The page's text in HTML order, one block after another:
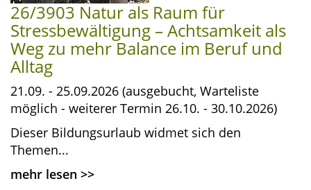
26/3903 Natur als Raum für
Stressbewältigung – Achtsamkeit als
Weg zu mehr Balance im Beruf und
Alltag
21.09. - 25.09.2026 (ausgebucht, Warteliste
möglich - weiterer Termin 26.10. - 30.10.2026)
Dieser Bildungsurlaub widmet sich den
Themen...
mehr lesen >>